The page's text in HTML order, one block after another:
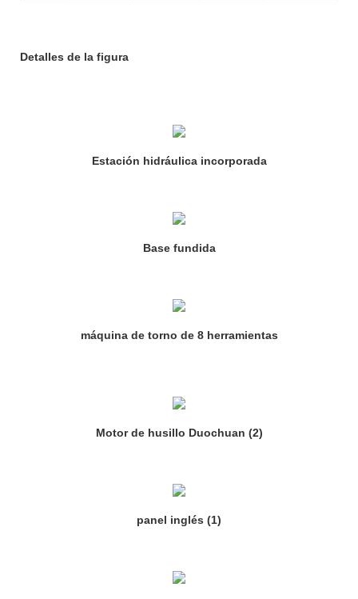
Detalles de la figura
Estación hidráulica incorporada
Base fundida
máquina de torno de 8 herramientas
Motor de husillo Duochuan (2)
panel inglés (1)